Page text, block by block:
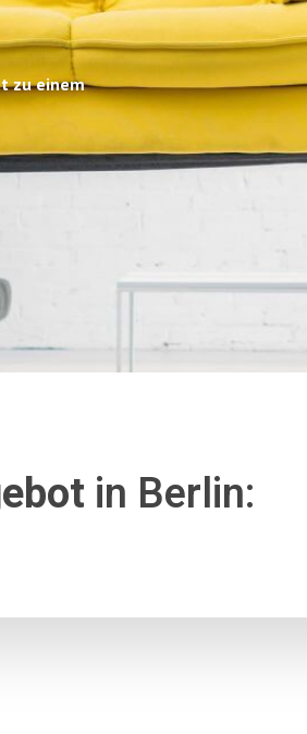
zu einem
in Berlin: